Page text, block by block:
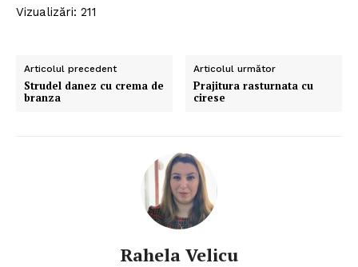
Vizualizări: 211
Articolul precedent
Strudel danez cu crema de
branza
Articolul următor
Prajitura rasturnata cu
cirese
Rahela Velicu